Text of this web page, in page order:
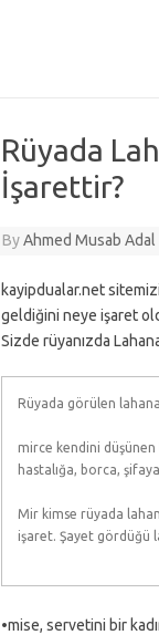
Rüyada
İşarettir?
ByAhmed Musab Adal
kayipdualar.net
geldiğini neye işaret
Sizde rüyanızda
Rüyada görülen
mirce kendini düşünen
hastalığa, borca,
Mir kimse rüyada
işaret. Şayet gördüğü
•mise, servetini bir